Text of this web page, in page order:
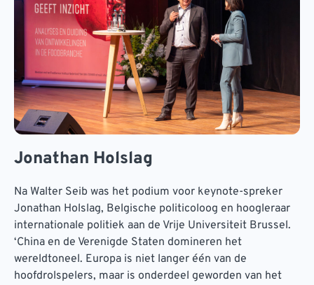
Jonathan Holslag
Na Walter Seib was het podium voor keynote-spreker
Jonathan Holslag, Belgische politicoloog en hoogleraar
internationale politiek aan de Vrije Universiteit Brussel.
‘China en de Verenigde Staten domineren het
wereldtoneel. Europa is niet langer één van de
hoofdrolspelers, maar is onderdeel geworden van het